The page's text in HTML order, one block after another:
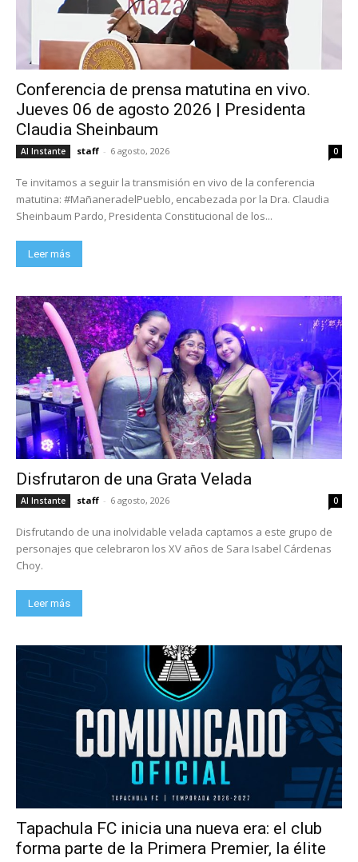
Conferencia de prensa matutina en vivo.
Jueves 06 de agosto 2026 | Presidenta
Claudia Sheinbaum
Al Instante staff - 6 agosto, 2026 0
Te invitamos a seguir la transmisión en vivo de la conferencia
matutina: #MañaneradelPueblo, encabezada por la Dra. Claudia
Sheinbaum Pardo, Presidenta Constitucional de los...
Leer más
Disfrutaron de una Grata Velada
Al Instante staff - 6 agosto, 2026 0
Disfrutando de una inolvidable velada captamos a este grupo de
personajes que celebraron los XV años de Sara Isabel Cárdenas
Choy.
Leer más
Tapachula FC inicia una nueva era: el club
forma parte de la Primera Premier, la élite